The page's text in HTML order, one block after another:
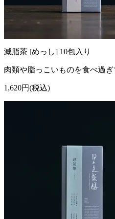
滅脂茶 [めっし] 10包入り
肉類や脂っこいものを食べ過
1,620円(税込)